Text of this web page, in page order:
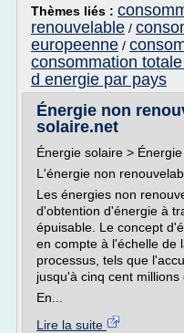
Thèmes liés :
renouvelable /
europeenne /
consommation
d energie par pays
Énergie non
solaire.net
Énergie solaire >
L'énergie non
Les énergies non
d'obtention d'énergie à
épuisable. Le concept
en compte à l'échelle de
processus, tels que
jusqu'à cinq cent millions
En...
Lire la suite